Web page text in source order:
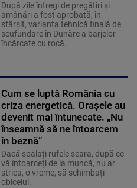
După zile întregi de pregătiri și
amânări a fost aprobată, în
sfârșit, varianta tehnică finală de
scufundare în Dunăre a barjelor
încărcate cu rocă.
Cum se luptă România cu
criza energetică. Orașele au
devenit mai întunecate. „Nu
înseamnă să ne întoarcem
în beznă”
Dacă spălați rufele seara, după ce
vă întoarceți de la muncă, nu ar
strica, o vreme, să schimbați
obiceiul.